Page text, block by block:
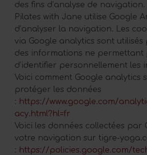
des fins d’analyse de navigation.
Pilates with Jane utilise Google
d’analyser la navigation. Les
via Google analytics sont
des informations ne permettant
d’identifier personnellement les
Voici comment Google analytics
protéger les données
: https://www.google.com/
acy.html?hl=fr
Voici les données collectées par
votre navigation sur tigre-
: https://policies.google.com/